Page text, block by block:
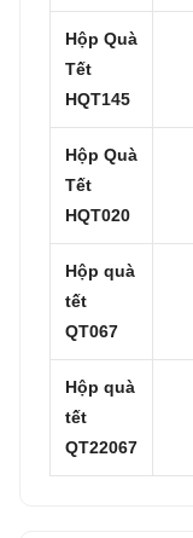
Hộp Quà
Tết
HQT145
Hộp Quà
Tết
HQT020
Hộp quà
tết
QT067
Hộp quà
tết
QT22067